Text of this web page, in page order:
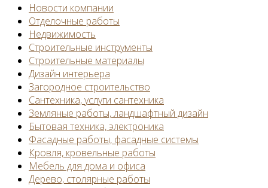
Новости компании
Отделочные работы
Недвижимость
Строительные инструменты
Строительные материалы
Дизайн интерьера
Загородное строительство
Сантехника, услуги сантехника
Земляные работы, ландшафтный дизайн
Бытовая техника, электроника
Фасадные работы, фасадные системы
Кровля, кровельные работы
Мебель для дома и офиса
Дерево, столярные работы